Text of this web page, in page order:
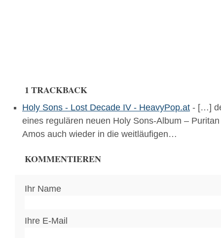
1 TRACKBACK
Holy Sons - Lost Decade IV - HeavyPop.at - […]
eines regulären neuen Holy Sons-Album –
Amos auch wieder in die weitläufigen…
KOMMENTIEREN
Ihr Name
Ihre E-Mail